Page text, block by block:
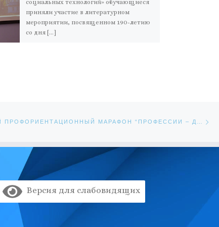
социальных технологий» обучающиеся
приняли участие в литературном
мероприятии, посвященном 190-летию
со дня […]
Версия для слабовидящих